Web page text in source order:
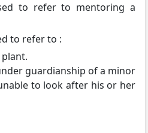
to refer to mentoring a
to refer to :
guardianship of a minor
to look after his or her